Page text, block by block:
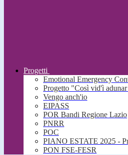
Progetti
Emotional Emergency
Progetto "Così vid'ì
Vengo anch'io
EIPASS
POR Bandi Regione Lazio
PNRR
POC
PIANO ESTATE 2025 -
PON FSE-FESR